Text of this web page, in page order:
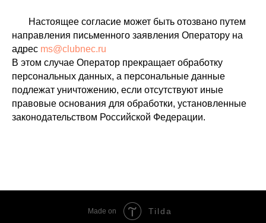
Настоящее согласие может быть отозвано путем
направления письменного заявления Оператору на
адрес ms@clubnec.ru
В этом случае Оператор прекращает обработку
персональных данных, а персональные данные
подлежат уничтожению, если отсутствуют иные
правовые основания для обработки, установленные
законодательством Российской Федерации.
Made on Tilda